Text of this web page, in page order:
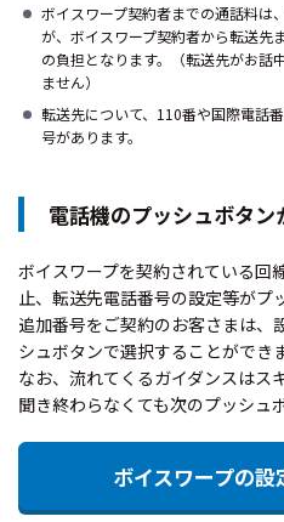
ボイスワープ契約者までの通話料は
が、ボイスワープ契約者から転送先
の負担となります。（転送先がお話
ません）
転送先について、110番や国際電話
号があります。
電話機のプッシュボタ
ボイスワープを契約されている回
止、転送先電話番号の設定等がプ
追加番号をご契約のお客さまは、
シュボタンで選択することができま
なお、流れてくるガイダンスはス
聞き終わらなくても次のプッシュ
ボイスワープの